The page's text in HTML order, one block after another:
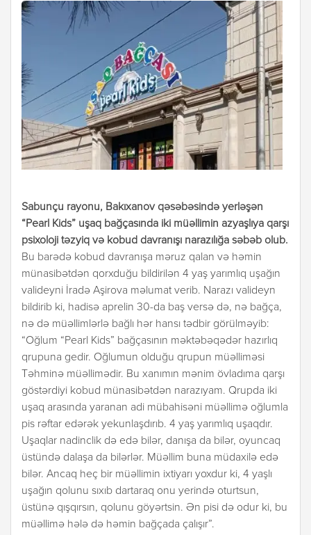
Sabunçu rayonu, Bakıxanov qəsəbəsində yerləşən
“Pearl Kids” uşaq bağçasında iki müəllimin azyaşlıya qarşı
psixoloji təzyiq və kobud davranışı narazılığa səbəb olub.
Bu barədə kobud davranışa məruz qalan və həmin
münasibətdən qorxduğu bildirilən 4 yaş yarımlıq uşağın
valideyni İradə Aşirova məlumat verib. Narazı valideyn
bildirib ki, hadisə aprelin 30-da baş versə də, nə bağça,
nə də müəllimlərlə bağlı hər hansı tədbir görülməyib:
“Oğlum “Pearl Kids” bağçasının məktəbəqədər hazırlıq
qrupuna gedir. Oğlumun olduğu qrupun müəlliməsi
Təhminə müəllimədir. Bu xanımın mənim övladıma qarşı
göstərdiyi kobud münasibətdən narazıyam. Qrupda iki
uşaq arasında yaranan adi mübahisəni müəllimə oğlumla
pis rəftar edərək yekunlaşdırıb. 4 yaş yarımlıq uşaqdır.
Uşaqlar nadinclik də edə bilər, danışa da bilər, oyuncaq
üstündə dalaşa da bilərlər. Müəllim buna müdaxilə edə
bilər. Ancaq heç bir müəllimin ixtiyarı yoxdur ki, 4 yaşlı
uşağın qolunu sıxıb dartaraq onu yerində oturtsun,
üstünə qışqırsın, qolunu göyərtsin. Ən pisi də odur ki, bu
müəllimə hələ də həmin bağçada çalışır”.